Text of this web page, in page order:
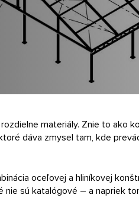
rozdielne materiály. Znie to ako
dáva zmysel tam, kde
oceľovej a hliníkovej
nie sú katalógové – a napriek